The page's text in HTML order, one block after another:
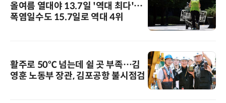
올여름 열대야 13.7일 '역대 최다'…
폭염일수도 15.7일로 역대 4위
활주로 50℃ 넘는데 쉴 곳 부족…김
영훈 노동부 장관, 김포공항 불시점검